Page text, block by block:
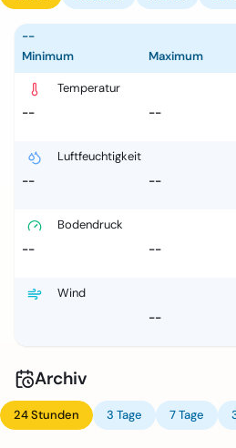
--
Minimum
Maximum
Temperatur
--
--
Luftfeuchtigkeit
--
--
Bodendruck
--
--
Wind
--
Archiv
24 Stunden 3 Tage 7 Tage